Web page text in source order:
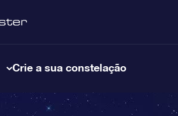
Crie a sua constelação